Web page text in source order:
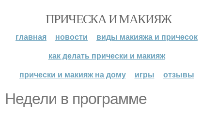
ПРИЧЕСКА И МАКИЯЖ
главная новости
виды макияжа и причесок
как делать прически и макияж
прически и макияж на дому
игры отзывы
Недели в программе